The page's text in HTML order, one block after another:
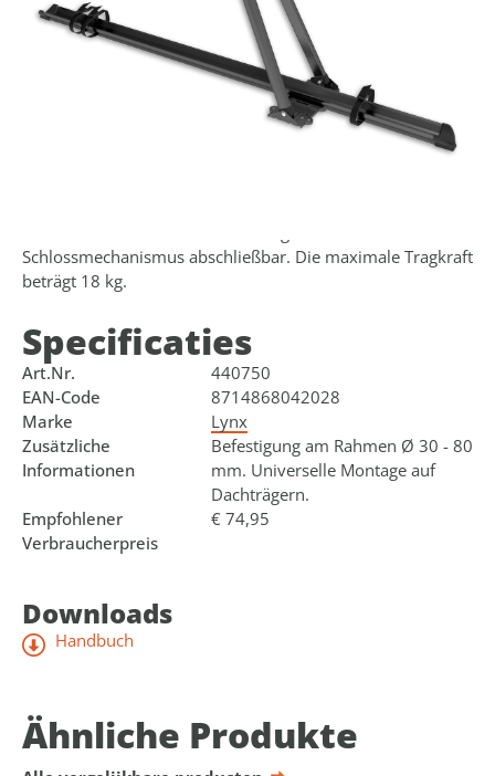
Der Lynx Dachfahrradträger eignet sich ideal für den
sicheren und effizienten Transport von Fahrrädern auf dem
Dach eines Fahrzeugs während langer Fahrten und
Urlaube. Der Träger lässt sich universell auf verschiedenen
Dachträgertypen montieren und wird mit allen
notwendigen Befestigungsmaterialien geliefert. Das
Schlossmechanismus abschließbar. Die maximale Tragkraft
beträgt 18 kg.
Specificaties
Art.Nr.
440750
EAN-Code
8714868042028
Marke
Lynx
Zusätzliche
Informationen
Befestigung am Rahmen Ø 30 - 80
mm. Universelle Montage auf
Dachträgern.
Empfohlener
Verbraucherpreis
€ 74,95
Downloads
Handbuch
Ähnliche Produkte